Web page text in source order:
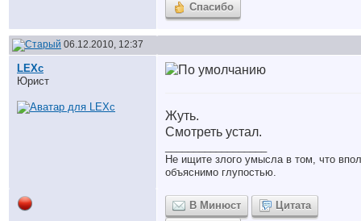
Спасибо
06.12.2010, 12:37
LEXc
Юрист
Жуть.
Смотреть устал.
Не ищите злого умысла в том, что
объяснимо глупостью.
В Минюст
Цитата